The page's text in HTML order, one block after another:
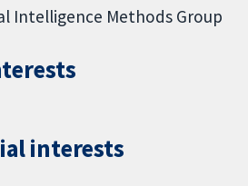
Intelligence Methods Group
interests